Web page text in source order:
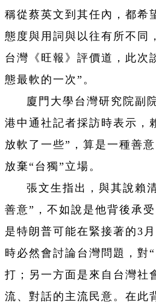
稱從蔡英文到其任內，都希
態度與用詞與以往有所不同
台灣《旺報》評價道，此次
態最軟的一次”。
廈門大學台灣研究院副
港中通社記者採訪時表示，
放軟了一些”，算是一種善
放棄“台獨”立場。
張文生指出，與其說賴
善意”，不如說是他背後承
是特朗普可能在緊接著的3
時必然會討論台灣問題，對
打；另一方面是來自台灣社
流、對話的主流民意。在此